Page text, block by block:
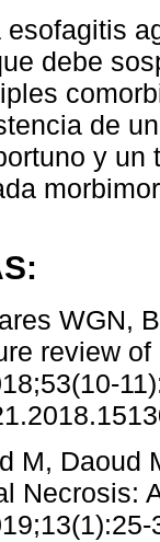
debe
de
y
WGN,
review
M, Daoud
Necrosis: